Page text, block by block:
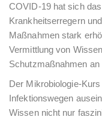
COVID-19 hat sich
Krankheitserregern
Maßnahmen stark
Vermittlung von
Schutzmaßnahmen
Der Mikrobiologie-
Infektionswegen
Wissen nicht nur